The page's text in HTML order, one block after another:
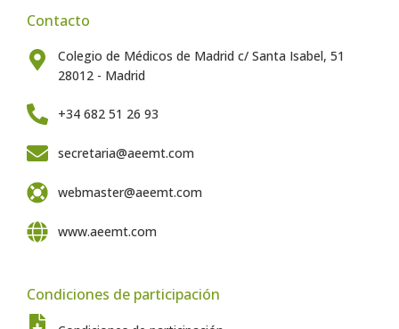
Contacto
Colegio de Médicos de Madrid c/ Santa Isabel, 51
28012 - Madrid
+34 682 51 26 93
secretaria@aeemt.com
webmaster@aeemt.com
www.aeemt.com
Condiciones de participación